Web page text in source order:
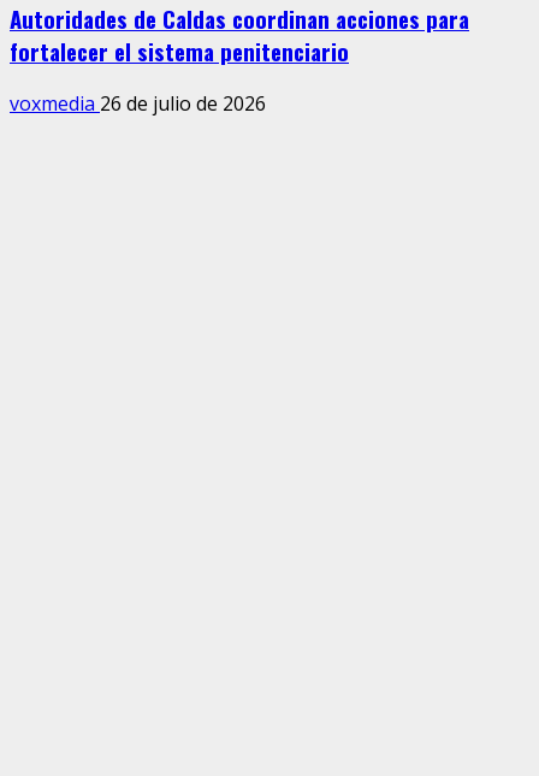
Autoridades de Caldas coordinan acciones para
fortalecer el sistema penitenciario
voxmedia 26 de julio de 2026